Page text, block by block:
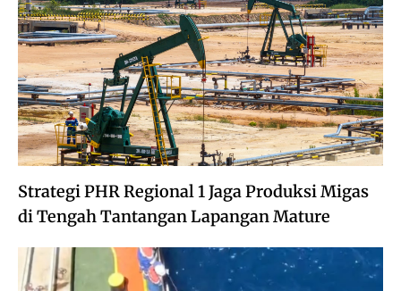
Strategi PHR Regional 1 Jaga Produksi Migas
di Tengah Tantangan Lapangan Mature